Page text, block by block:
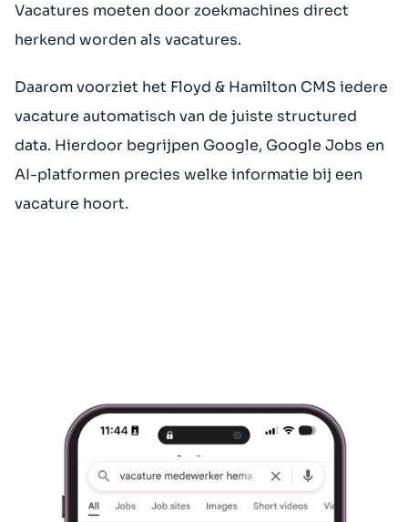
Vacatures moeten door zoekmachines direct
herkend worden als vacatures.
Daarom voorziet het Floyd & Hamilton CMS iedere
vacature automatisch van de juiste structured
data. Hierdoor begrijpen Google, Google Jobs en
AI-platformen precies welke informatie bij een
vacature hoort.